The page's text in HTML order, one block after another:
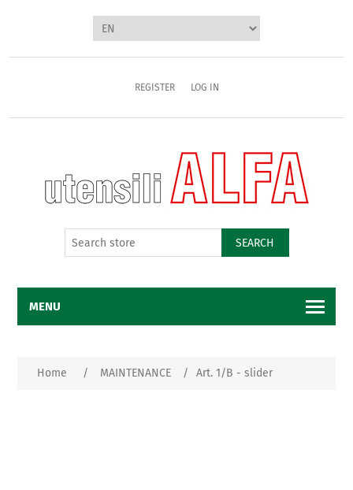
REGISTER LOG IN
SEARCH
MENU
Home / MAINTENANCE / Art. 1/B - slider